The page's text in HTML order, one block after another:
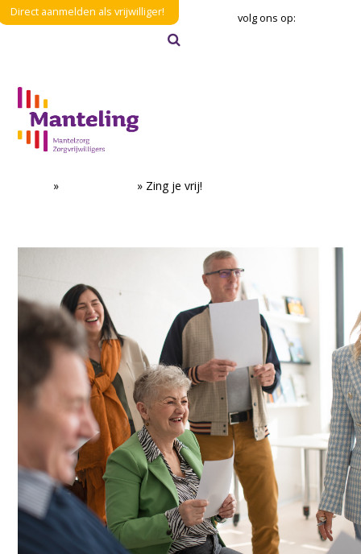
Direct aanmelden als vrijwilliger!
volg ons op:
Zoeken
» » Zing je vrij!